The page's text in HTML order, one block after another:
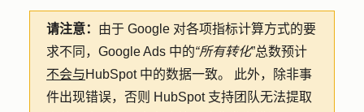
请注意： 由于 Google 对各项指标计算方式的要
求不同，Google Ads 中的“所有转化”总数预计
不会与HubSpot 中的数据一致。 此外，除非事
件出现错误，否则 HubSpot 支持团队无法提取